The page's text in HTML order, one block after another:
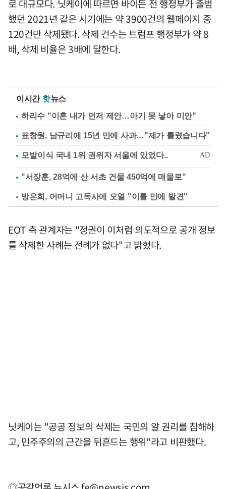
로 대규모다. 닛케이에 따르면 바이든 전 행정부가 출범
했던 2021년 같은 시기에는 약 3900건의 웹페이지 중
120건만 삭제됐다. 삭제 건수는 트럼프 행정부가 약 8
배, 삭제 비율은 3배에 달한다.
이시간 핫뉴스
하리수 "이혼 내가 먼저 제안…아기 못 낳아 미안"
표창원, 남규리에 15년 만에 사과…"제가 틀렸습니다"
"서장훈, 28억에 산 서초 건물 450억에 매물로"
방은희, 어머니 고독사에 오열 "이틀 만에 발견"
EOT 측 관계자는 "정권이 이처럼 의도적으로 공개 정보
를 삭제한 사례는 전례가 없다"고 밝혔다.
닛케이는 "공공 정보의 삭제는 국민의 알 권리를 침해하
고, 민주주의의 근간을 뒤흔드는 행위"라고 비판했다.